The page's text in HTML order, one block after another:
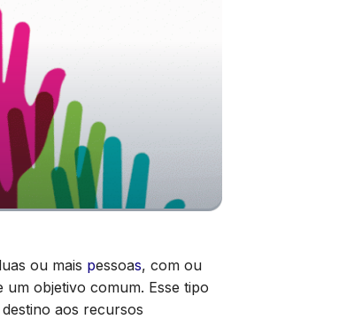
ou mais pessoas, com ou
objetivo comum. Esse tipo
aos recursos